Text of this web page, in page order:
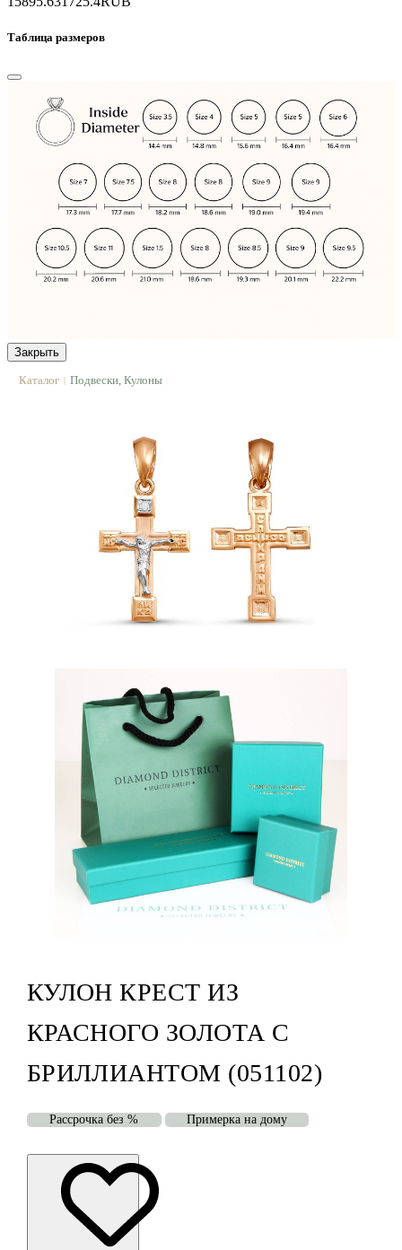
Таблица размеров
Закрыть
Каталог | Подвески, Кулоны
КУЛОН КРЕСТ ИЗ
КРАСНОГО ЗОЛОТА С
БРИЛЛИАНТОМ (051102)
Рассрочка без % Примерка на дому